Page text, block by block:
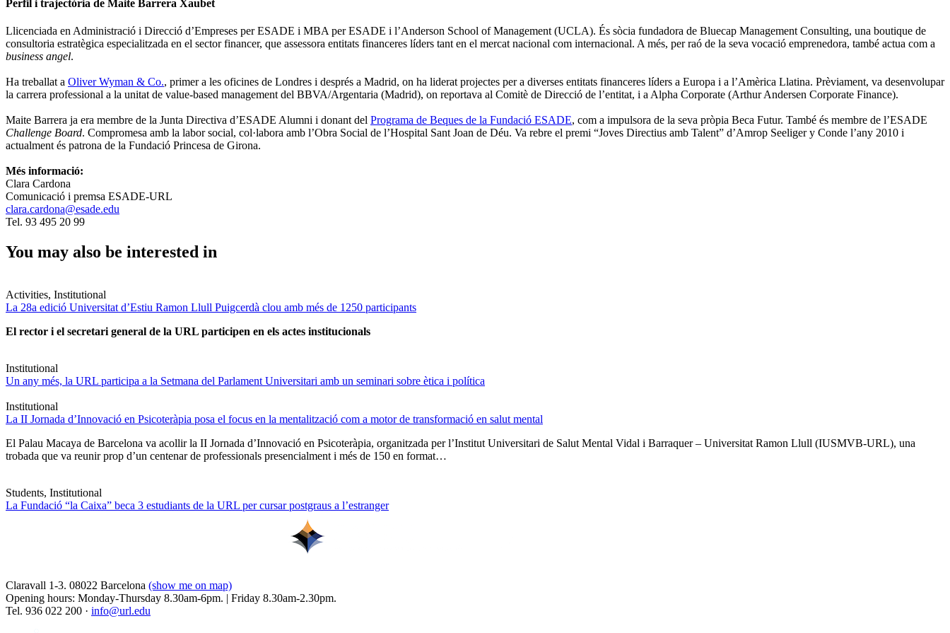
Perfil i trajectòria de Maite Barrera Xaubet
Llicenciada en Administració i Direcció d’Empreses per ESADE i MBA per ESADE i l’Anderson School of Management (UCLA). És sòcia fundadora de Bluecap Management Consulting, una boutique de
consultoria estratègica especialitzada en el sector financer, que assessora entitats financeres líders tant en el mercat nacional com internacional. A més, per raó de la seva vocació emprenedora, també actua com a
business angel.
Ha treballat a Oliver Wyman & Co., primer a les oficines de Londres i després a Madrid, on ha liderat projectes per a diverses entitats financeres líders a Europa i a l’Amèrica Llatina. Prèviament, va desenvolupar
la carrera professional a la unitat de value-based management del BBVA/Argentaria (Madrid), on reportava al Comitè de Direcció de l’entitat, i a Alpha Corporate (Arthur Andersen Corporate Finance).
Maite Barrera ja era membre de la Junta Directiva d’ESADE Alumni i donant del Programa de Beques de la Fundació ESADE, com a impulsora de la seva pròpia Beca Futur. També és membre de l’ESADE
Challenge Board. Compromesa amb la labor social, col·labora amb l’Obra Social de l’Hospital Sant Joan de Déu. Va rebre el premi “Joves Directius amb Talent” d’Amrop Seeliger y Conde l’any 2010 i
actualment és patrona de la Fundació Princesa de Girona.
Més informació:
Clara Cardona
Comunicació i premsa ESADE-URL
clara.cardona@esade.edu
Tel. 93 495 20 99
You may also be interested in
Activities, Institutional
La 28a edició Universitat d’Estiu Ramon Llull Puigcerdà clou amb més de 1250 participants
El rector i el secretari general de la URL participen en els actes institucionals
Institutional
Un any més, la URL participa a la Setmana del Parlament Universitari amb un seminari sobre ètica i política
Institutional
La II Jornada d’Innovació en Psicoteràpia posa el focus en la mentalització com a motor de transformació en salut mental
El Palau Macaya de Barcelona va acollir la II Jornada d’Innovació en Psicoteràpia, organitzada per l’Institut Universitari de Salut Mental Vidal i Barraquer – Universitat Ramon Llull (IUSMVB-URL), una
trobada que va reunir prop d’un centenar de professionals presencialment i més de 150 en format…
Students, Institutional
La Fundació “la Caixa” beca 3 estudiants de la URL per cursar postgraus a l’estranger
Claravall 1-3. 08022 Barcelona (show me on map)
Opening hours: Monday-Thursday 8.30am-6pm. | Friday 8.30am-2.30pm.
Tel. 936 022 200 · info@url.edu